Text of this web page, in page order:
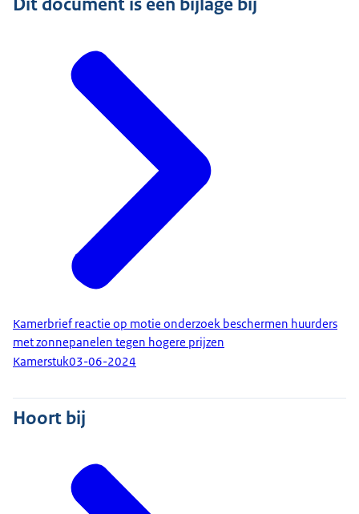
Kamerbrief reactie op motie onderzoek beschermen huurders
met zonnepanelen tegen hogere prijzen
Kamerstuk03-06-2024
Hoort bij